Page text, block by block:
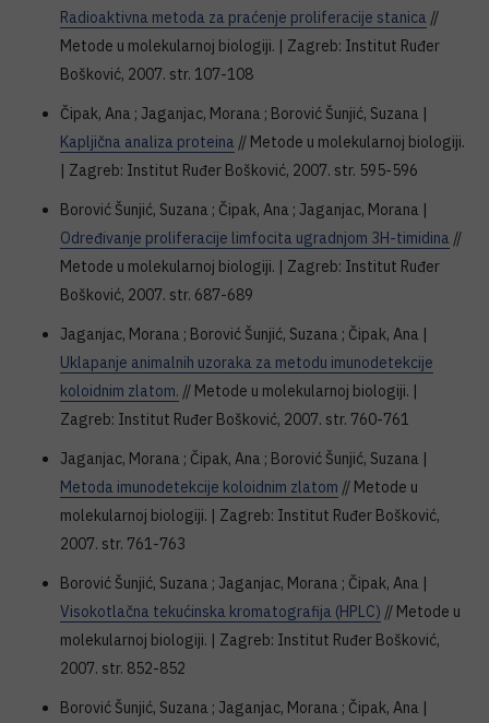
Radioaktivna metoda za praćenje proliferacije stanica //
Metode u molekularnoj biologiji. | Zagreb: Institut Ruđer
Bošković, 2007. str. 107-108
Čipak, Ana ; Jaganjac, Morana ; Borović Šunjić, Suzana |
Kapljična analiza proteina // Metode u molekularnoj biologiji.
| Zagreb: Institut Ruđer Bošković, 2007. str. 595-596
Borović Šunjić, Suzana ; Čipak, Ana ; Jaganjac, Morana |
Određivanje proliferacije limfocita ugradnjom 3H-timidina //
Metode u molekularnoj biologiji. | Zagreb: Institut Ruđer
Bošković, 2007. str. 687-689
Jaganjac, Morana ; Borović Šunjić, Suzana ; Čipak, Ana |
Uklapanje animalnih uzoraka za metodu imunodetekcije
koloidnim zlatom. // Metode u molekularnoj biologiji. |
Zagreb: Institut Ruđer Bošković, 2007. str. 760-761
Jaganjac, Morana ; Čipak, Ana ; Borović Šunjić, Suzana |
Metoda imunodetekcije koloidnim zlatom // Metode u
molekularnoj biologiji. | Zagreb: Institut Ruđer Bošković,
2007. str. 761-763
Borović Šunjić, Suzana ; Jaganjac, Morana ; Čipak, Ana |
Visokotlačna tekućinska kromatografija (HPLC) // Metode u
molekularnoj biologiji. | Zagreb: Institut Ruđer Bošković,
2007. str. 852-852
Borović Šunjić, Suzana ; Jaganjac, Morana ; Čipak, Ana |